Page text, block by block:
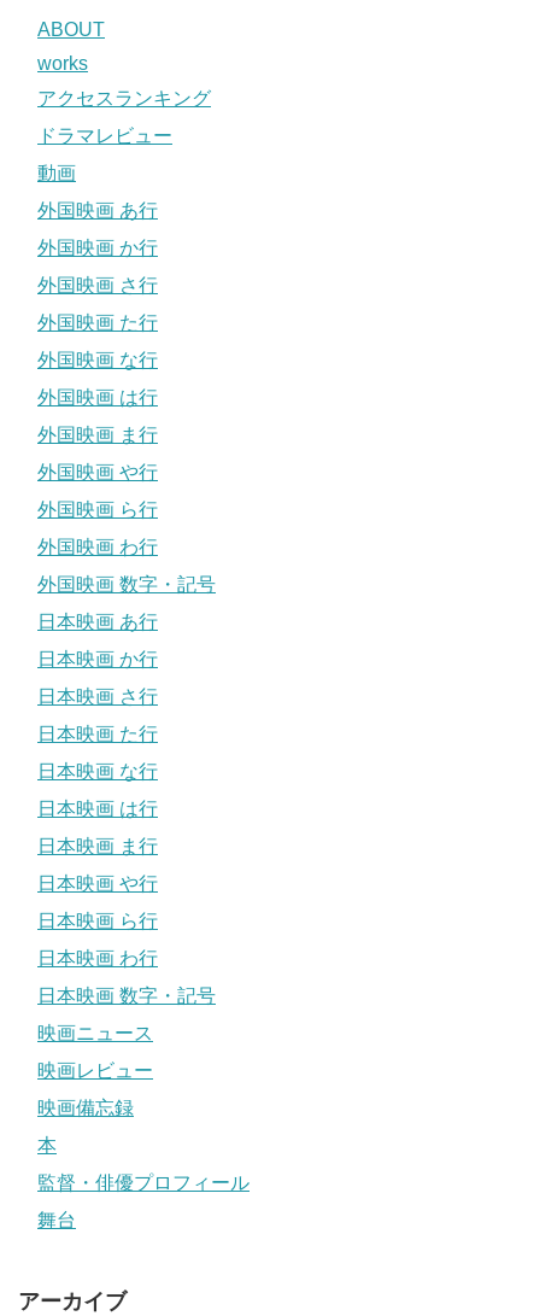
ABOUT
works
アクセスランキング
ドラマレビュー
動画
外国映画 あ行
外国映画 か行
外国映画 さ行
外国映画 た行
外国映画 な行
外国映画 は行
外国映画 ま行
外国映画 や行
外国映画 ら行
外国映画 わ行
外国映画 数字・記号
日本映画 あ行
日本映画 か行
日本映画 さ行
日本映画 た行
日本映画 な行
日本映画 は行
日本映画 ま行
日本映画 や行
日本映画 ら行
日本映画 わ行
日本映画 数字・記号
映画ニュース
映画レビュー
映画備忘録
本
監督・俳優プロフィール
舞台
アーカイブ